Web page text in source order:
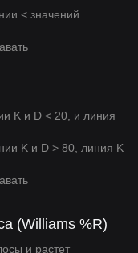
< значений
K и D < 20, и линия
K и D > 80, линия K
(Williams %R)
и растет